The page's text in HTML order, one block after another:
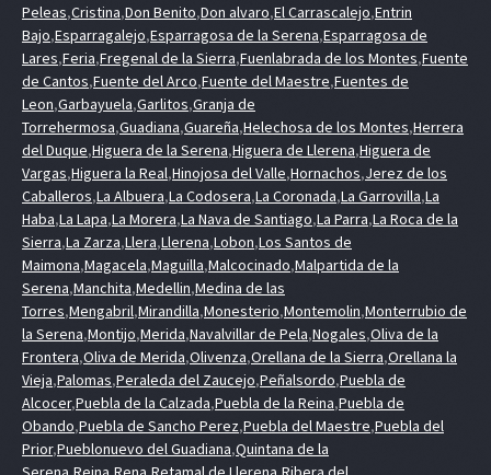
Peleas,Cristina,Don Benito,Don alvaro,El Carrascalejo,Entrin
Bajo,Esparragalejo,Esparragosa de la Serena,Esparragosa de
Lares,Feria,Fregenal de la Sierra,Fuenlabrada de los Montes,Fuente
de Cantos,Fuente del Arco,Fuente del Maestre,Fuentes de
Leon,Garbayuela,Garlitos,Granja de
Torrehermosa,Guadiana,Guareña,Helechosa de los Montes,Herrera
del Duque,Higuera de la Serena,Higuera de Llerena,Higuera de
Vargas,Higuera la Real,Hinojosa del Valle,Hornachos,Jerez de los
Caballeros,La Albuera,La Codosera,La Coronada,La Garrovilla,La
Haba,La Lapa,La Morera,La Nava de Santiago,La Parra,La Roca de la
Sierra,La Zarza,Llera,Llerena,Lobon,Los Santos de
Maimona,Magacela,Maguilla,Malcocinado,Malpartida de la
Serena,Manchita,Medellin,Medina de las
Torres,Mengabril,Mirandilla,Monesterio,Montemolin,Monterrubio de
la Serena,Montijo,Merida,Navalvillar de Pela,Nogales,Oliva de la
Frontera,Oliva de Merida,Olivenza,Orellana de la Sierra,Orellana la
Vieja,Palomas,Peraleda del Zaucejo,Peñalsordo,Puebla de
Alcocer,Puebla de la Calzada,Puebla de la Reina,Puebla de
Obando,Puebla de Sancho Perez,Puebla del Maestre,Puebla del
Prior,Pueblonuevo del Guadiana,Quintana de la